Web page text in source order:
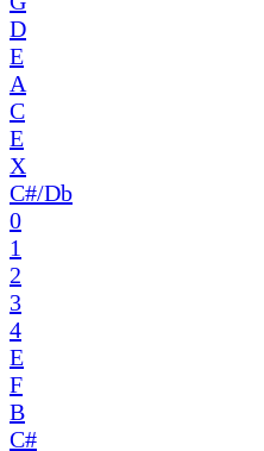
D
E
A
C
E
X
C#/Db
0
1
2
3
4
E
F
B
C#